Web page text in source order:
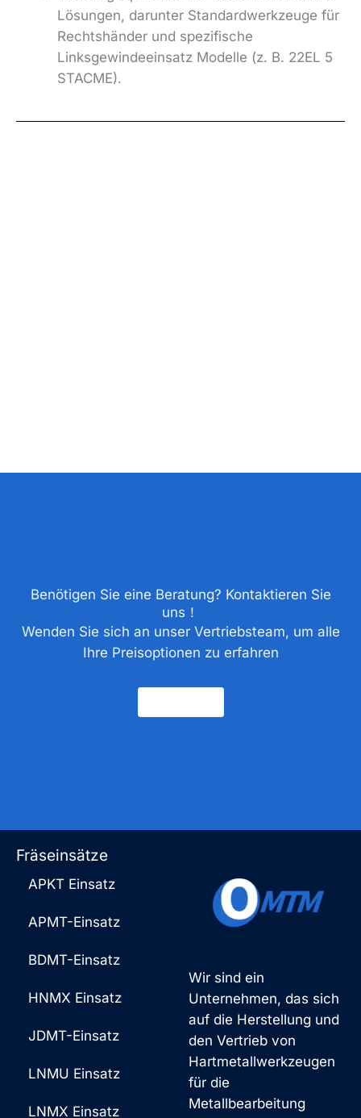
Lösungen, darunter Standardwerkzeuge für
Rechtshänder und spezifische
Linksgewindeeinsatz Modelle (z. B. 22EL 5
STACME).
Benötigen Sie eine Beratung? Kontaktieren Sie
uns！
Wenden Sie sich an unser Vertriebsteam, um alle
Ihre Preisoptionen zu erfahren
Wir sind ein
Unternehmen, das sich
auf die Herstellung und
den Vertrieb von
Hartmetallwerkzeugen
für die
Metallbearbeitung
Fräseinsätze
APKT Einsatz
APMT-Einsatz
BDMT-Einsatz
HNMX Einsatz
JDMT-Einsatz
LNMU Einsatz
LNMX Einsatz